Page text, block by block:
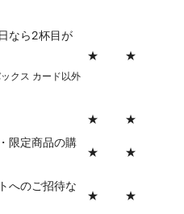
なら2杯目が
クス カード以外
★ ★
★
★
限定商品の購
★ ★
へのご招待な
★ ★